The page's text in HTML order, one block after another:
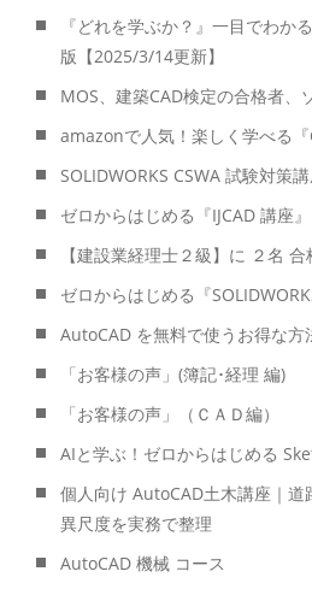
『どれを学ぶか？』一目でわか
版【2025/3/14更新】
MOS、建築CAD検定の合格者、
amazonで人気！楽しく学べる『
SOLIDWORKS CSWA 試験対策
ゼロからはじめる『IJCAD 講座』
【建設業経理士２級】に ２名 合
ゼロからはじめる『
AutoCAD を無料で使うお得な方
「お客様の声」(簿記･経理 編)
「お客様の声」（ＣＡＤ編）
AIと学ぶ！ゼロからはじめる
個人向け AutoCAD土木講座｜道
異尺度を実務で整理
AutoCAD 機械 コース